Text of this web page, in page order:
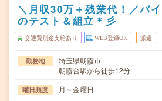
＼月収30万＋残業代！／バ
のテスト＆組立＊彡
交通費別途支給あり WEB登録OK 派遣
勤務地
埼玉県朝霞市
朝霞台駅から徒歩12分
曜日頻度 月～金曜日